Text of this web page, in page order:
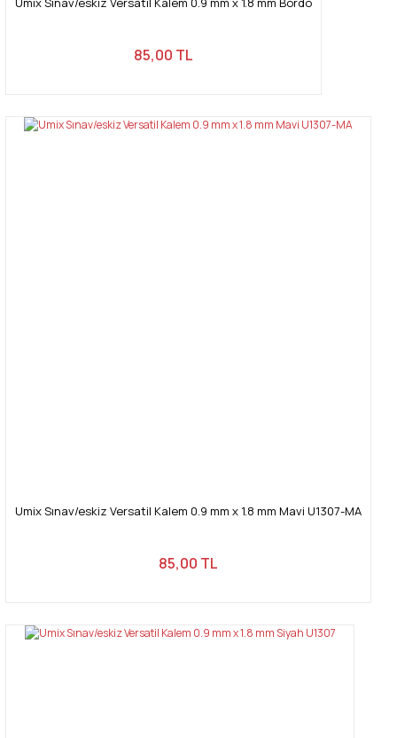
85,00 TL
Umix Sınav/eskiz Versatil Kalem 0.9 mm x 1.8 mm Mavi U1307-MA
85,00 TL